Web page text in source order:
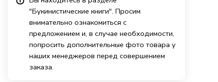
"Букинистические книги". Просим
внимательно ознакомиться с
предложением и, в случае необходимости,
попросить дополнительные фото товара у
наших менеджеров перед совершением
заказа.